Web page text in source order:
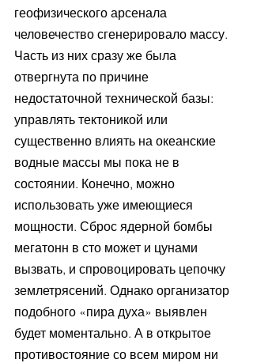
геофизического арсенала
человечество сгенерировало массу.
Часть из них сразу же была
отвергнута по причине
недостаточной технической базы:
управлять тектоникой или
существенно влиять на океанские
водные массы мы пока не в
состоянии. Конечно, можно
использовать уже имеющиеся
мощности. Сброс ядерной бомбы
мегатонн в сто может и цунами
вызвать, и спровоцировать цепочку
землетрясений. Однако организатор
подобного «пира духа» выявлен
будет моментально. А в открытое
противостояние со всем миром ни